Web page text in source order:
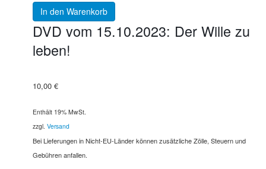
In den Warenkorb
DVD vom 15.10.2023: Der Wille zu
leben!
10,00 €
Enthält 19% MwSt.
zzgl. Versand
Bei Lieferungen in Nicht-EU-Länder können zusätzliche Zölle, Steuern und
Gebühren anfallen.